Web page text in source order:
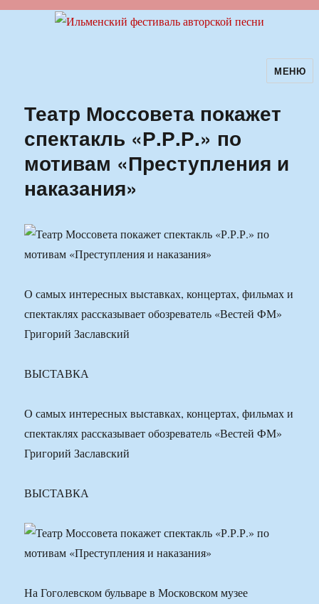
Ильменский фестиваль авторскойМЕНЮ
Театр Моссовета покажет
спектакль «Р.Р.Р.» по
мотивам «Преступления и
наказания»
О самых интересных выставках, концертах, фильмах и
спектаклях рассказывает обозреватель «Вестей ФМ»
Григорий Заславский
ВЫСТАВКА
О самых интересных выставках, концертах, фильмах и
спектаклях рассказывает обозреватель «Вестей ФМ»
Григорий Заславский
ВЫСТАВКА
На Гоголевском бульваре в Московском музее